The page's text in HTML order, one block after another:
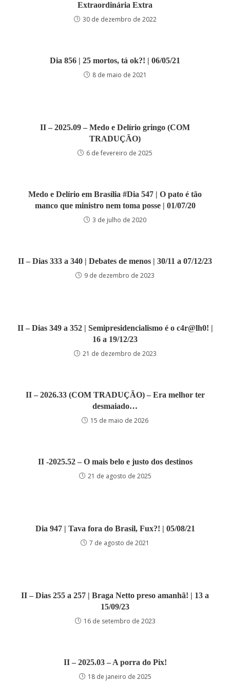
Extraordinária Extra
30 de dezembro de 2022
Dia 856 | 25 mortos, tá ok?! | 06/05/21
8 de maio de 2021
II – 2025.09 – Medo e Delírio gringo (COM
TRADUÇÃO)
6 de fevereiro de 2025
Medo e Delírio em Brasília #Dia 547 | O pato é tão
manco que ministro nem toma posse | 01/07/20
3 de julho de 2020
II – Dias 333 a 340 | Debates de menos | 30/11 a 07/12/23
9 de dezembro de 2023
II – Dias 349 a 352 | Semipresidencialismo é o c4r@lh0! |
16 a 19/12/23
21 de dezembro de 2023
II – 2026.33 (COM TRADUÇÃO) – Era melhor ter
desmaiado…
15 de maio de 2026
II -2025.52 – O mais belo e justo dos destinos
21 de agosto de 2025
Dia 947 | Tava fora do Brasil, Fux?! | 05/08/21
7 de agosto de 2021
II – Dias 255 a 257 | Braga Netto preso amanhã! | 13 a
15/09/23
16 de setembro de 2023
II – 2025.03 – A porra do Pix!
18 de janeiro de 2025